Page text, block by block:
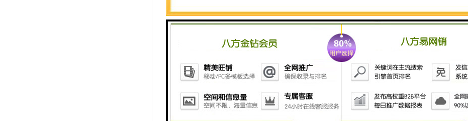
电熔衔接一般用在受安装部位约束、无法施行热熔衔接的处所。相同的热塑性管道衔接时
熔管件通电，依托电熔管件内部预先埋设的电阻丝发生所需求的热量进行熔接，冷却后管
点是衔接便利、疾速、接头质量好、外界要素搅扰小。
为进步承插衔接的运用压力，也可采用在承插部位加套管，承插式热熔衔接是将 管材插入
后即可达到对比结实的联系。